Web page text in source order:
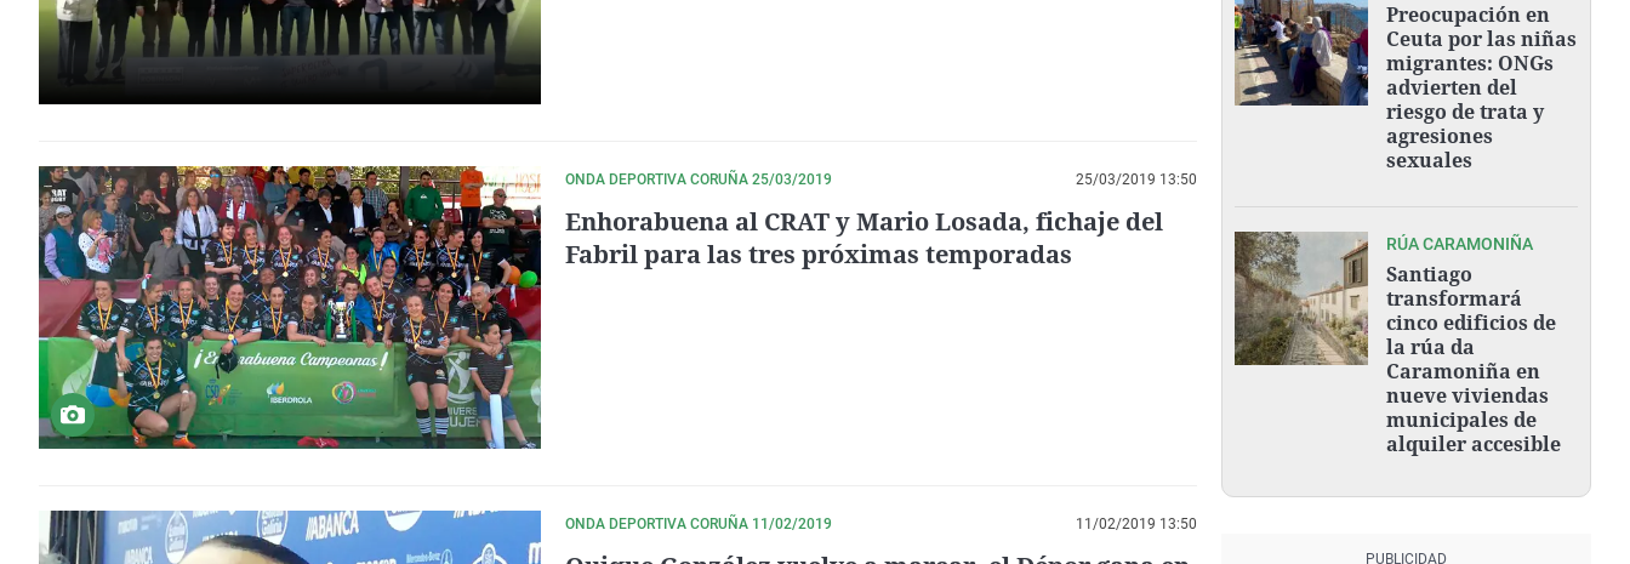
ONDA DEPORTIVA CORUÑA 25/03/2019 25/03/2019 13:50
Enhorabuena al CRAT y Mario Losada, fichaje del
Fabril para las tres próximas temporadas
ONDA DEPORTIVA CORUÑA 11/02/2019 11/02/2019 13:50
Preocupación en
Ceuta por las niñas
migrantes: ONGs
advierten del
riesgo de trata y
agresiones
sexuales
RÚA CARAMONIÑA
Santiago
transformará
cinco edificios de
la rúa da
Caramoniña en
nueve viviendas
municipales de
alquiler accesible